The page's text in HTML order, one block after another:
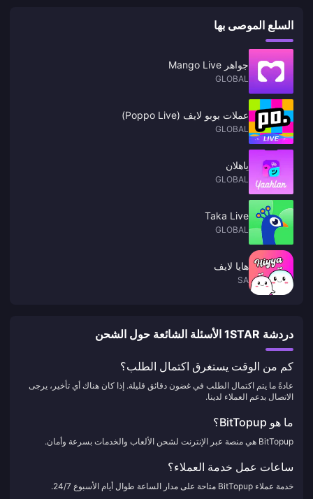
السلع الموصى بها
جواهر Mango Live
GLOBAL
عملات بوبو لايف (Poppo Live)
GLOBAL
ياهلان
GLOBAL
Taka Live
GLOBAL
هايا لايف
SA
دردشة 1STAR الأسئلة الشائعة حول الشحن
كم من الوقت يستغرق اكتمال الطلب؟
عادةً ما يتم اكتمال الطلب في غضون دقائق قليلة. إذا كان هناك أي تأخير، يرجى
الاتصال بدعم العملاء لدينا.
ما هو BitTopup؟
BitTopup هي منصة عبر الإنترنت لشحن الألعاب والخدمات بسرعة وأمان.
ساعات عمل خدمة العملاء؟
خدمة عملاء BitTopup متاحة على مدار الساعة طوال أيام الأسبوع 24/7.